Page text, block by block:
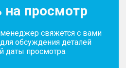
на просмотр
менеджер свяжется с вами
обсуждения деталей
даты просмотра.